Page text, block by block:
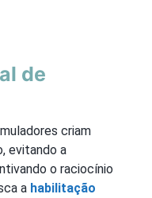
de
criam
evitando a
o raciocínio
a habilitação